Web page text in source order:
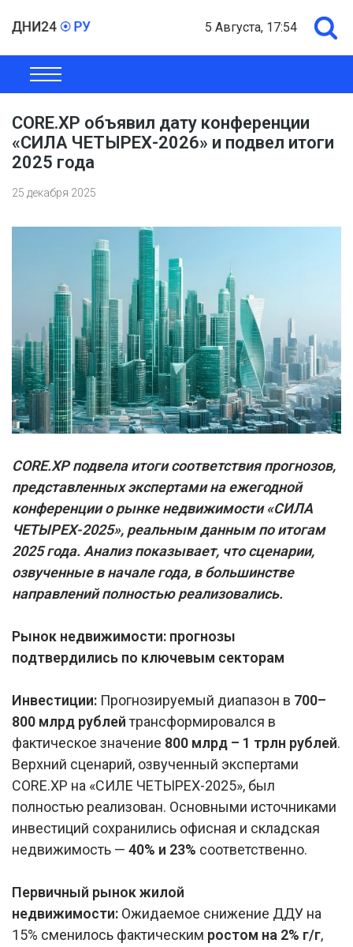
5 Августа, 17:54
ОБЩЕСТВО
CORE.XP объявил дату конференции
«СИЛА ЧЕТЫРЕХ-2026» и подвел итоги
2025 года
25 декабря 2025
CORE.XP подвела итоги соответствия прогнозов,
представленных экспертами на ежегодной
конференции о рынке недвижимости «СИЛА
ЧЕТЫРЕХ-2025», реальным данным по итогам
2025 года. Анализ показывает, что сценарии,
озвученные в начале года, в большинстве
направлений полностью реализовались.
Рынок недвижимости: прогнозы
подтвердились по ключевым секторам
Инвестиции: Прогнозируемый диапазон в 700–
800 млрд рублейтрансформировался в
фактическое значение 800 млрд – 1 трлн рублей.
Верхний сценарий, озвученный экспертами
CORE.XP на «СИЛЕ ЧЕТЫРЕХ-2025», был
полностью реализован. Основными источниками
инвестиций сохранились офисная и складская
недвижимость — 40% и 23% соответственно.
Первичный рынок жилой
недвижимости: Ожидаемое снижение ДДУ на
15% сменилось фактическим ростом на 2% г/г,